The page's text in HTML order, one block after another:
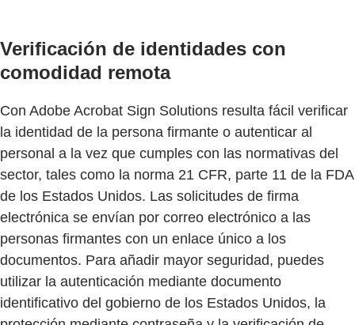
Verificación de identidades con
comodidad remota
Con Adobe Acrobat Sign Solutions resulta fácil verificar
la identidad de la persona firmante o autenticar al
personal a la vez que cumples con las normativas del
sector, tales como la norma 21 CFR, parte 11 de la FDA
de los Estados Unidos. Las solicitudes de firma
electrónica se envían por correo electrónico a las
personas firmantes con un enlace único a los
documentos. Para añadir mayor seguridad, puedes
utilizar la autenticación mediante documento
identificativo del gobierno de los Estados Unidos, la